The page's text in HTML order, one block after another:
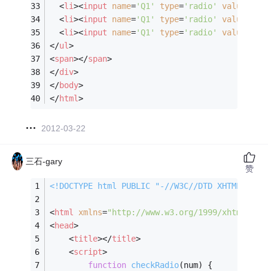
<li><input name='Q1' type='radio' value
<li><input name='Q1' type='radio' value
<li><input name='Q1' type='radio' value
</ul>
<span></span>
</div>
</body>
</html>
2012-03-22
三石-gary
<!DOCTYPE html PUBLIC "-//W3C//DTD XHTML
<html xmlns="http://www.w3.org/1999/xhtml"
<head>
<title></title>
<script>
function checkRadio(num) {
赞